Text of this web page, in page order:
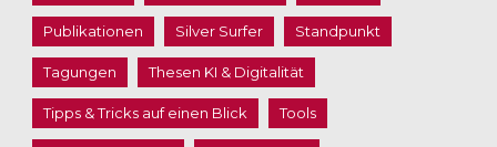
Publikationen Silver Surfer Standpunkt
Tagungen Thesen KI & Digitalität
Tipps & Tricks auf einen Blick Tools